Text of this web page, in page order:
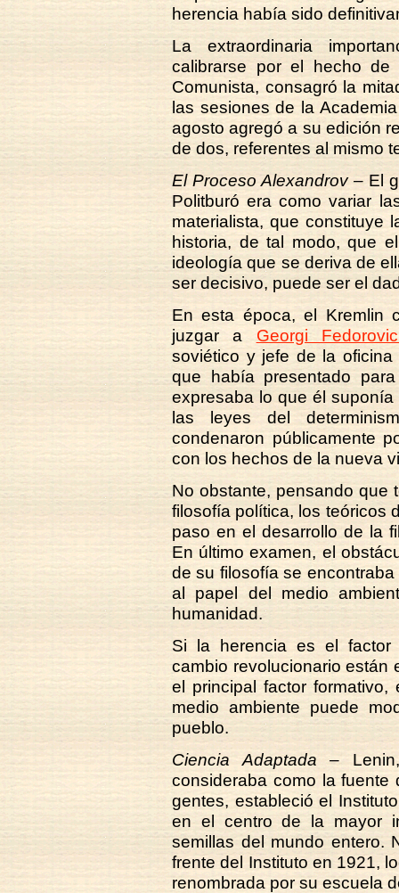
herencia había sido
La extraordinaria
calibrarse por el hecho
Comunista, consagró la
las sesiones de la
agosto agregó a su edición
de dos, referentes al mismo
El Proceso Alexandrov – El
Politburó era como variar
materialista, que constituye
historia, de tal modo, que
ideología que se deriva de
ser decisivo, puede ser el
En esta época, el Kremlin
juzgar a Georgi
soviético y jefe de la
que había presentado
expresaba lo que él
las leyes del
condenaron públicamente
con los hechos de la nueva
No obstante, pensando que
filosofía política, los teóricos
paso en el desarrollo de la
En último examen, el
de su filosofía se
al papel del medio
humanidad.
Si la herencia es el factor
cambio revolucionario están
el principal factor
medio ambiente puede
pueblo.
Ciencia Adaptada –
consideraba como la fuente
gentes, estableció el
en el centro de la mayor
semillas del mundo entero.
frente del Instituto en 1921,
renombrada por su escuela